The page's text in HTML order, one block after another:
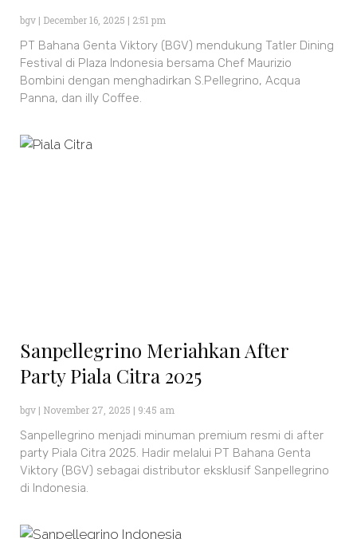
bgv December 16, 2025 2:51 pm
PT Bahana Genta Viktory (BGV) mendukung Tatler Dining
Festival di Plaza Indonesia bersama Chef Maurizio
Bombini dengan menghadirkan S.Pellegrino, Acqua
Panna, dan illy Coffee.
Sanpellegrino Meriahkan After
Party Piala Citra 2025
bgv November 27, 2025 9:45 am
Sanpellegrino menjadi minuman premium resmi di after
party Piala Citra 2025. Hadir melalui PT Bahana Genta
Viktory (BGV) sebagai distributor eksklusif Sanpellegrino
di Indonesia.